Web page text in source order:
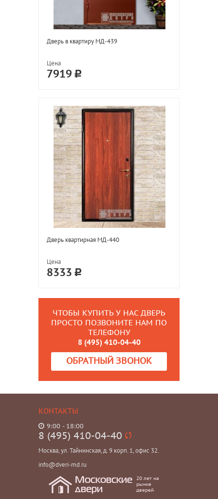
Дверь в квартиру МД-439
Цена
7919
Дверь квартирная МД-440
Цена
8333
ЧТОБЫ КУПИТЬ У НАС ДВЕРЬ
ПРОСТО ПОЗВОНИТЕ НАМ ПО
ТЕЛЕФОНУ
8 (495) 410-04-40
ОБРАТНЫЙ ЗВОНОК
КОНТАКТЫ
9:00 - 18:00
8 (495) 410-04-40
Москва, ул. Тайнинская, д. 9 корп. 1, офис 32.
info@dveri-md.ru
Московские
двери
20 лет на
рынке
дверей